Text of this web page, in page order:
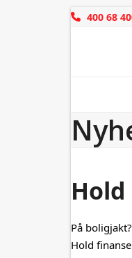
400 68
På
Hold